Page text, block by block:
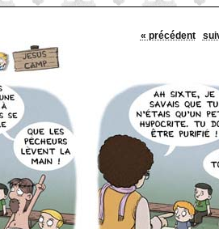
« précédent